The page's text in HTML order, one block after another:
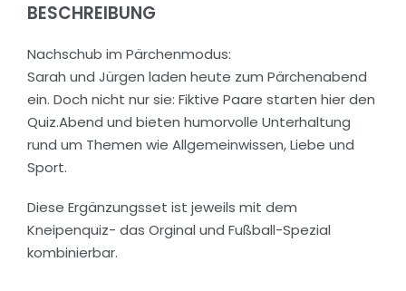
BESCHREIBUNG
Nachschub im Pärchenmodus:
Sarah und Jürgen laden heute zum Pärchenabend
ein. Doch nicht nur sie: Fiktive Paare starten hier den
Quiz.Abend und bieten humorvolle Unterhaltung
rund um Themen wie Allgemeinwissen, Liebe und
Sport.
Diese Ergänzungsset ist jeweils mit dem
Kneipenquiz- das Orginal und Fußball-Spezial
kombinierbar.